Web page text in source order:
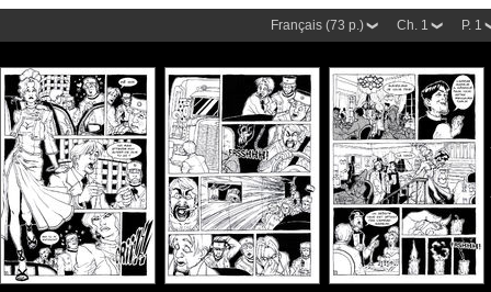
P. 1
Ch. 1
Français (73 p.)